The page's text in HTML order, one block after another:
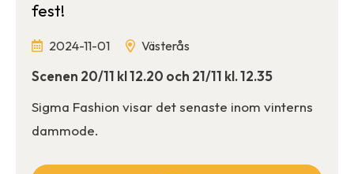
fest!
2024-11-01 Västerås
Scenen 20/11 kl 12.20 och 21/11 kl. 12.35
Sigma Fashion visar det senaste inom vinterns
dammode.